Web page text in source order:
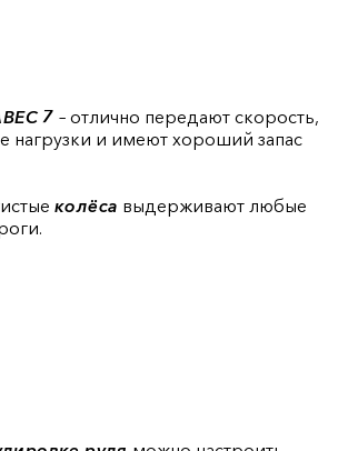
7 – отлично передают скорость,
нагрузки и имеют хороший запас
колёса выдерживают любые